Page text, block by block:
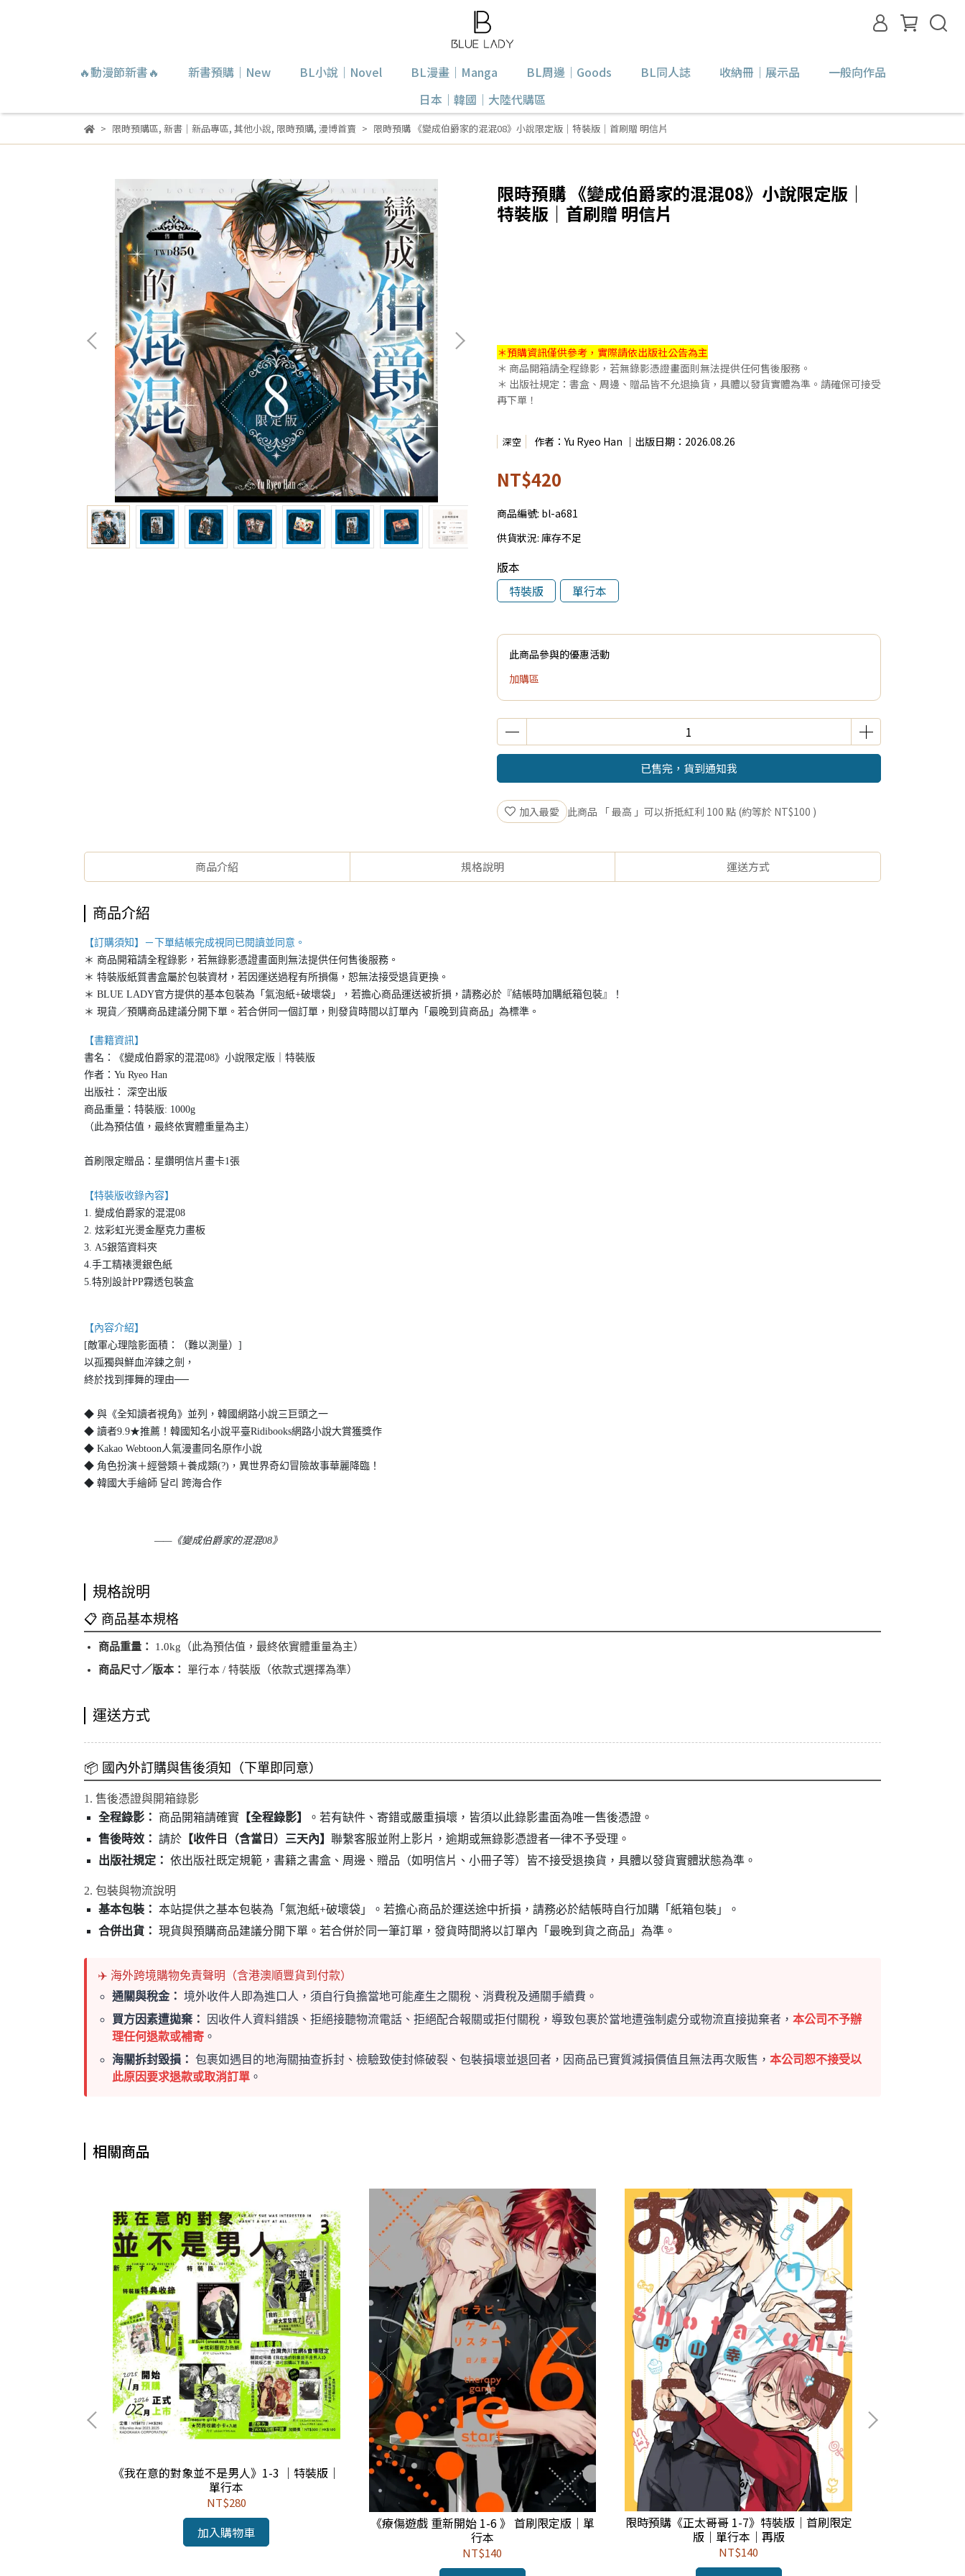
🔥動漫節新書🔥 新書預購｜New BL小說｜Novel BL漫畫｜Manga BL周邊｜Goods BL同人誌 收納冊｜展示品
一般向作品
日本｜韓國｜大陸代購區
限時預購區, 新書｜新品專區, 其他小說, 限時預購, 漫博首賣 限時預購 《變成伯爵家的混混08》小說限定版｜特裝版｜首刷贈 明信片
限時預購 《變成伯爵家的混混08》小說限定版｜
特裝版｜首刷贈 明信片
＊預購資訊僅供參考，實際請依出版社公告為主
＊ 商品開箱請全程錄影，若無錄影憑證畫面則無法提供任何售後服務。
＊ 出版社規定：書盒、周邊、贈品皆不允退換貨，具體以發貨實體為準。請確保可接受
再下單！
深空 作者：Yu Ryeo Han ｜出版日期：2026.08.26
NT$420
商品編號: bl-a681
供貨狀況: 庫存不足
版本
特裝版
單行本
此商品參與的優惠活動
加購區
已售完，貨到通知我
加入最愛 此商品 「 最高 」可以折抵紅利 100 點 (約等於 NT$100 )
商品介紹 規格說明 運送方式
商品介紹
【訂購須知】－下單結帳完成視同已閱讀並同意。
＊ 商品開箱請全程錄影，若無錄影憑證畫面則無法提供任何售後服務。
＊ 特裝版紙質書盒屬於包裝資材，若因運送過程有所損傷，恕無法接受退貨更換。
＊ BLUE LADY官方提供的基本包裝為「氣泡紙+破壞袋」，若擔心商品運送被折損，請務必於『結帳時加購紙箱包裝』！
＊ 現貨／預購商品建議分開下單。若合併同一個訂單，則發貨時間以訂單內「最晚到貨商品」為標準。
【書籍資訊】
書名：《變成伯爵家的混混08》小說限定版｜特裝版
作者：Yu Ryeo Han
出版社： 深空出版
商品重量：特裝版: 1000g
（此為預估值，最終依實體重量為主）
首刷限定贈品：星鑽明信片畫卡1張
【特裝版收錄內容】
1. 變成伯爵家的混混08
2. 炫彩虹光燙金壓克力畫板
3. A5銀箔資料夾
4.手工精裱燙銀色紙
5.特別設計PP霧透包裝盒
【內容介紹】
[敵軍心理陰影面積：（難以測量）]
以孤獨與鮮血淬鍊之劍，
終於找到揮舞的理由──
◆ 與《全知讀者視角》並列，韓國網路小說三巨頭之一
◆ 讀者9.9★推薦！韓國知名小說平臺Ridibooks網路小說大賞獲獎作
◆ Kakao Webtoon人氣漫畫同名原作小說
◆ 角色扮演＋經營類＋養成類(?)，異世界奇幻冒險故事華麗降臨！
◆ 韓國大手繪師 달리 跨海合作
——《變成伯爵家的混混08》
規格說明
📋 商品基本規格
商品重量：
1.0kg（此為預估值，最終依實體重量為主）
商品尺寸／版本：
單行本 / 特裝版（依款式選擇為準）
運送方式
📦 國內外訂購與售後須知（下單即同意）
1. 售後憑證與開箱錄影
全程錄影：
商品開箱請確實 【全程錄影】
。若有缺件、寄錯或嚴重損壞，皆須以此錄影畫面為唯一售後憑證。
售後時效： 請於 【收件日（含當日）三天內】 聯繫客服並附上影片，逾期或無錄影憑證者一律不予受理。
出版社規定： 依出版社既定規範，書籍之書盒、周邊、贈品（如明信片、小冊子等）皆不接受退換貨，具體以發貨實體狀態為準。
2. 包裝與物流說明
基本包裝： 本站提供之基本包裝為「氣泡紙+破壞袋」。若擔心商品於運送途中折損，請務必於結帳時自行加購「紙箱包裝」。
合併出貨： 現貨與預購商品建議分開下單。若合併於同一筆訂單，發貨時間將以訂單內「最晚到貨之商品」為準。
✈️ 海外跨境購物免責聲明（含港澳順豐貨到付款）
通關與稅金： 境外收件人即為進口人，須自行負擔當地可能產生之關稅、消費稅及通關手續費。
買方因素遭拋棄：
因收件人資料錯誤、拒絕接聽物流電話、拒絕配合報關或拒付關稅，導致包裹於當地遭強制處分或物流直接拋棄者， 本公司不予辦
理任何退款或補寄 。
海關拆封毀損： 包裹如遇目的地海關抽查拆封、檢驗致使封條破裂、包裝損壞並退回者，因商品已實質減損價值且無法再次販售， 本公司恕不接受以
此原因要求退款或取消訂單 。
相關商品
《我在意的對象並不是男人》1-3 ｜特裝版｜
單行本
NT$280
加入購物車
《療傷遊戲 重新開始 1-6 》 首刷限定版｜單
行本
NT$140
限時預購《正太哥哥 1-7》特裝版｜首刷限定
版｜單行本｜再版
NT$140